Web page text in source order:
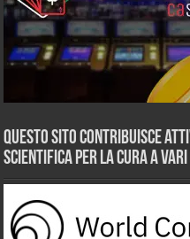
Questo sito contribuisce
scientifica per la cura a vari